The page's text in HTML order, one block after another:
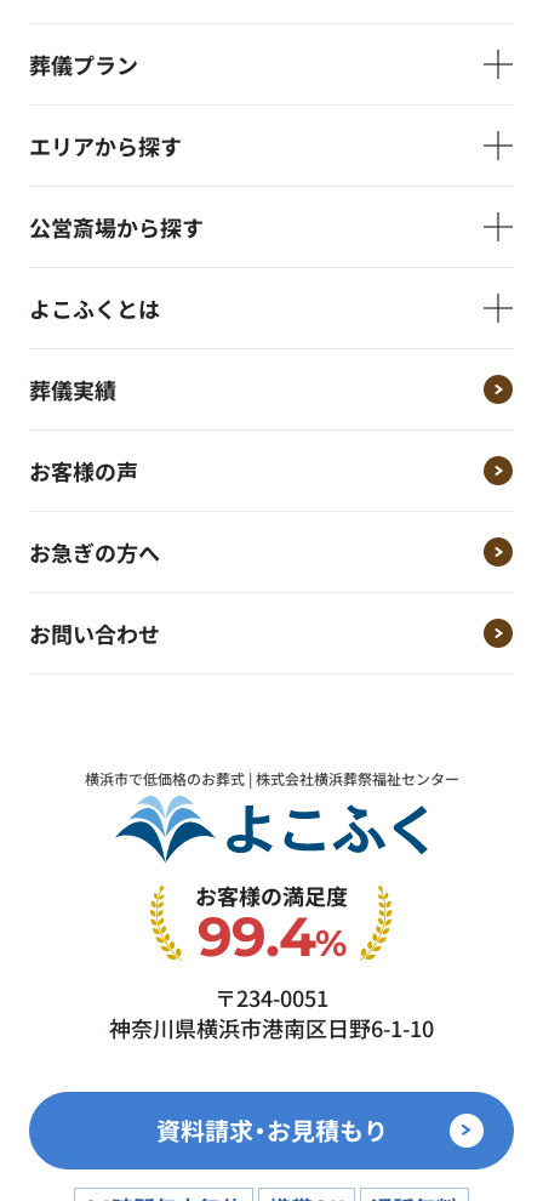
葬儀プラン
エリアから探す
公営斎場から探す
よこふくとは
葬儀実績
お客様の声
お急ぎの方へ
お問い合わせ
横浜市で低価格のお葬式 | 株式会社横浜葬祭福祉センター
お客様の満足度
99.4%
〒234-0051
神奈川県横浜市港南区日野6-1-10
資料請求・お見積もり